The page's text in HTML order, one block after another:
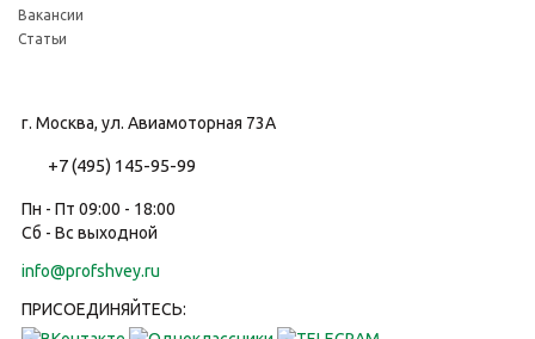
г. Москва, ул. Авиамоторная 73А
+7 (495) 145-95-99
Пн - Пт 09:00 - 18:00
Сб - Вс выходной
info@profshvey.ru
ПРИСОЕДИНЯЙТЕСЬ:
Вакансии
Статьи